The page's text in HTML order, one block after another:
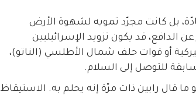
بل كانت مجرّد تمويه لشهوة الأرض
قد يكون تزويد الإسرائيليين
أو قوات حلف شمال الأطلسي (الناتو)،
للتوصل إلى السلام.
ما قال رابين ذات مرّة إنه يحلم به. الاستيقاظ